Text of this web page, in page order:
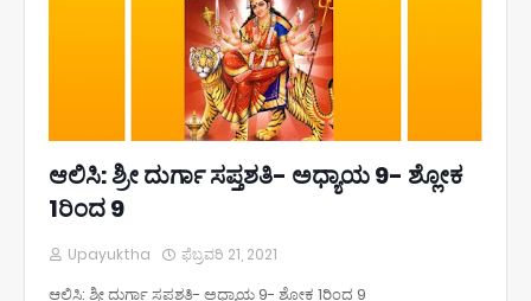
ಆಲಿಸಿ: ಶ್ರೀ ದುರ್ಗಾ ಸಪ್ತಶತಿ- ಅಧ್ಯಾಯ 9- ಶ್ಲೋಕ
1ರಿಂದ 9
Upayuktha ಫೆಬ್ರವರಿ 21, 2021
ಆಲಿಸಿ: ಶ್ರೀ ದುರ್ಗಾ ಸಪ್ತಶತಿ- ಅಧ್ಯಾಯ 9- ಶ್ಲೋಕ 1ರಿಂದ 9